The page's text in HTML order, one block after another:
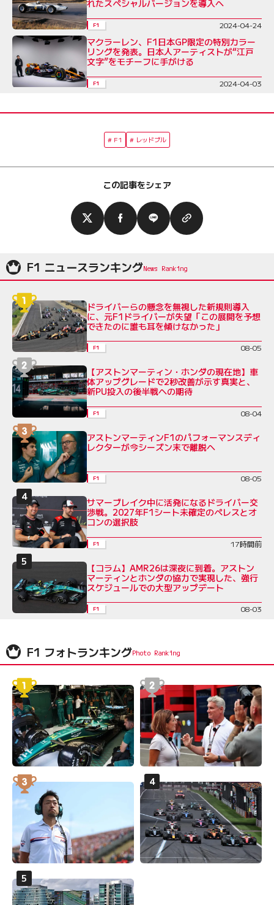
れたスペシャルバージョンを導入へ
F1 2024-04-24
マクラーレン、F1日本GP限定の特別カラー
リングを発表。日本人アーティストが“江戸
文字”をモチーフに手がける
F1 2024-04-03
F1 レッドブル
この記事をシェア
F1 ニュースランキング
ドライバーらの懸念を無視した新規則導入
に、元F1ドライバーが失望「この展開を予想
できたのに誰も耳を傾けなかった」
F1 08-05
【アストンマーティン・ホンダの現在地】車
体アップグレードで2秒改善が示す真実と、
新PU投入の後半戦への期待
F1 08-04
アストンマーティンF1のパフォーマンスディ
レクターが今シーズン末で離脱へ
F1 08-05
サマーブレイク中に活発になるドライバー交
渉戦。2027年F1シート未確定のペレスとオ
コンの選択肢
F1 17時間前
【コラム】AMR26は深夜に到着。アストン
マーティンとホンダの協力で実現した、強行
スケジュールでの大型アップデート
F1 08-03
F1 フォトランキング